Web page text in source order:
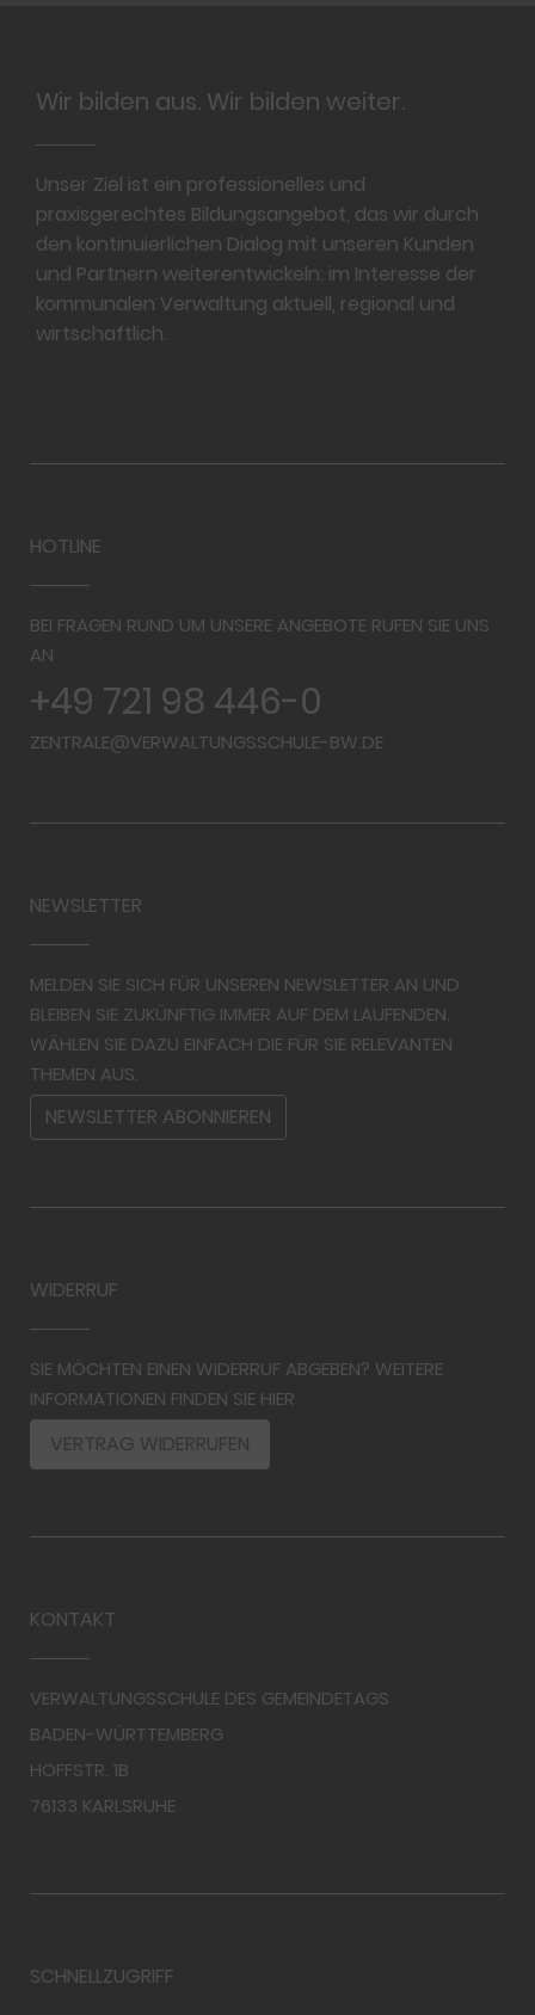
Wir bilden aus. Wir bilden weiter.
Unser Ziel ist ein professionelles und
praxisgerechtes Bildungsangebot, das wir durch
den kontinuierlichen Dialog mit unseren Kunden
und Partnern weiterentwickeln: im Interesse der
kommunalen Verwaltung aktuell, regional und
wirtschaftlich.
HOTLINE
BEI FRAGEN RUND UM UNSERE ANGEBOTE RUFEN SIE UNS
AN
+49 721 98 446-0
ZENTRALE@VERWALTUNGSSCHULE-BW.DE
NEWSLETTER
MELDEN SIE SICH FÜR UNSEREN NEWSLETTER AN UND
BLEIBEN SIE ZUKÜNFTIG IMMER AUF DEM LAUFENDEN.
WÄHLEN SIE DAZU EINFACH DIE FÜR SIE RELEVANTEN
THEMEN AUS.
NEWSLETTER ABONNIEREN
WIDERRUF
SIE MÖCHTEN EINEN WIDERRUF ABGEBEN? WEITERE
INFORMATIONEN FINDEN SIE HIER
VERTRAG WIDERRUFEN
KONTAKT
VERWALTUNGSSCHULE DES GEMEINDETAGS
BADEN-WÜRTTEMBERG
HOFFSTR. 1B
76133 KARLSRUHE
SCHNELLZUGRIFF